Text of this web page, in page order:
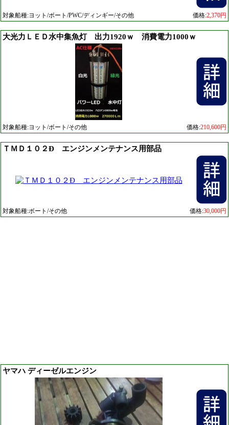
対象船種:ヨット/ボート/PWC/ディンギー/その他 価格:2,370円
大光力ＬＥＤ水中集魚灯 出力1920ｗ 消費電力1000ｗ
対象船種:ヨット/ボート/その他 価格:210,600円
ＴＭＤ１０２Ð エンジンメンテナンス用部品
対象船種:ボート/その他 価格:30,000円
ヤマハ ディーゼルエンジン